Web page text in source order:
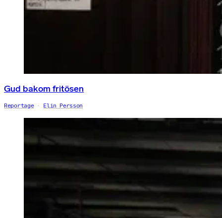
Gud bakom fritösen
Reportage Elin Persson